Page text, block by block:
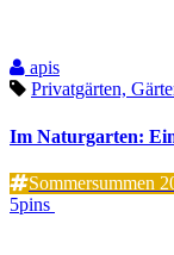
apis
Privatgärten,
Im Naturgarten:
Sommersummen
5pins